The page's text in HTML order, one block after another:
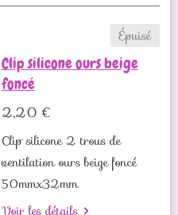
Épuisé
Clip silicone ours beige
foncé
2,20 €
Clip silicone 2 trous de
ventilation ours beige foncé
50mmx32mm